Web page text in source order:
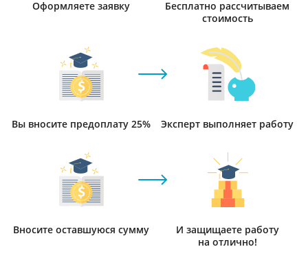
Оформляете заявку
Бесплатно рассчитываем
стоимость
Вы вносите предоплату 25% Эксперт выполняет работу
Вносите оставшуюся сумму
И защищаете работу
на отлично!